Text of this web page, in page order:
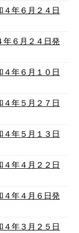
年６月２４日
６月２４日発
年６月１０日
年５月２７日
年５月１３日
年４月２２日
４年４月６日発
年３月２５日